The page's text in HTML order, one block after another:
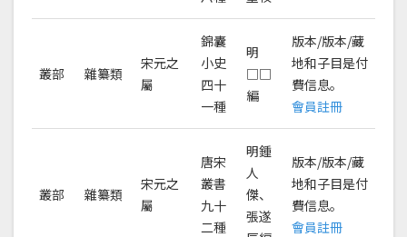
叢部 雜纂類
宋元之
屬
錦囊
小史
四十
一種
明
□□
編
版本/版本/藏
地和子目是付
費信息。
會員註冊
叢部 雜纂類
宋元之
屬
唐宋
叢書
九十
二種
明鍾
人
傑、
張遂
版本/版本/藏
地和子目是付
費信息。
會員註冊